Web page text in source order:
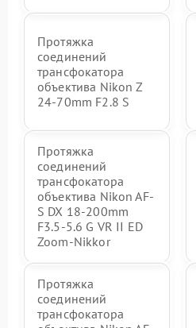
Протяжка
соединений
трансфокатора
объектива Nikon Z
24-70mm F2.8 S
Протяжка
соединений
трансфокатора
объектива Nikon AF-
S DX 18-200mm
F3.5-5.6 G VR II ED
Zoom-Nikkor
Протяжка
соединений
трансфокатора